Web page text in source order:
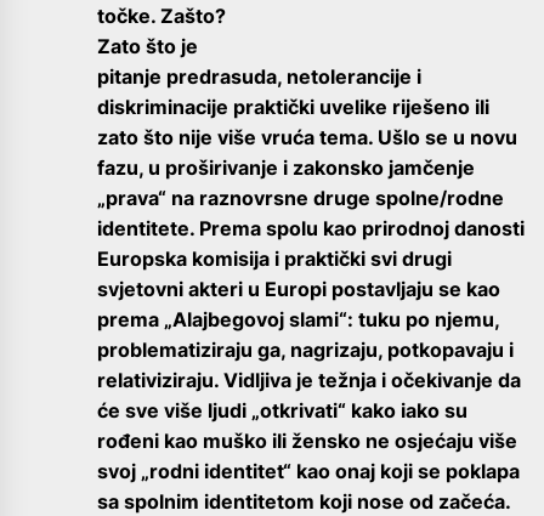
točke. Zašto?
Zato što je
pitanje predrasuda, netolerancije i
diskriminacije praktički uvelike riješeno ili
zato što nije više vruća tema. Ušlo se u novu
fazu, u proširivanje i zakonsko jamčenje
„prava“ na raznovrsne druge spolne/rodne
identitete. Prema spolu kao prirodnoj danosti
Europska komisija i praktički svi drugi
svjetovni akteri u Europi postavljaju se kao
prema „Alajbegovoj slami“: tuku po njemu,
problematiziraju ga, nagrizaju, potkopavaju i
relativiziraju. Vidljiva je težnja i očekivanje da
će sve više ljudi „otkrivati“ kako iako su
rođeni kao muško ili žensko ne osjećaju više
svoj „rodni identitet“ kao onaj koji se poklapa
sa spolnim identitetom koji nose od začeća.